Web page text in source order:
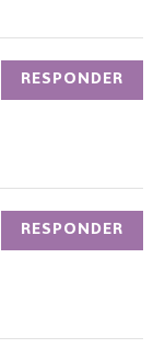
RESPONDER
RESPONDER